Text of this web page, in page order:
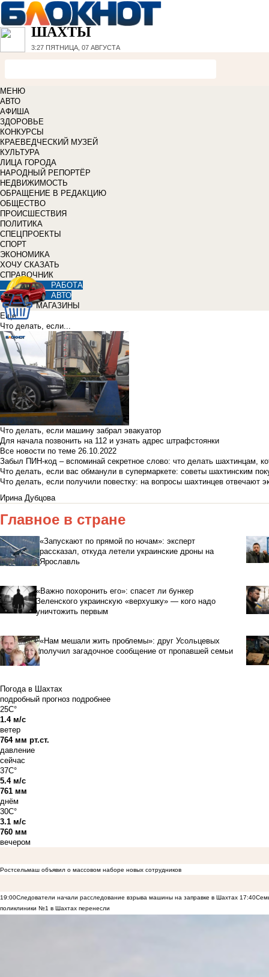
ШАХТЫ
3:27 ПЯТНИЦА, 07 АВГУСТА
МЕНЮ
АВТО
АФИША
ЗДОРОВЬЕ
КОНКУРСЫ
КРАЕВЕДЧЕСКИЙ МУЗЕЙ
КУЛЬТУРА
ЛИЦА ГОРОДА
НАРОДНЫЙ РЕПОРТЁР
НЕДВИЖИМОСТЬ
ОБРАЩЕНИЕ В РЕДАКЦИЮ
ОБЩЕСТВО
ПРОИСШЕСТВИЯ
ПОЛИТИКА
СПЕЦПРОЕКТЫ
СПОРТ
ЭКОНОМИКА
ХОЧУ СКАЗАТЬ
СПРАВОЧНИК
РАБОТА
АВТО
МАГАЗИНЫ
Еще
Что делать, если...
Что делать, если машину забрал эвакуатор
Для начала позвонить на 112 и узнать адрес штрафстоянки
Все новости по теме 26.10.2022
Забыл ПИН-код – вспоминай секретное слово: что делать шахтинцам,
Что делать, если вас обманули в супермаркете: советы шахтинским
Что делать, если получили повестку: на вопросы шахтинцев отвечают
Ирина Дубцова
Главное в стране
«Запускают по прямой по ночам»: эксперт
рассказал, откуда летели украинские дроны на
Ярославль
«Важно похоронить его»: спасет ли бункер
Зеленского украинскую «верхушку» — кого надо
уничтожить первым
«Нам мешали жить проблемы»: друг Усольцевых
получил загадочное сообщение от пропавшей семьи
Погода в Шахтах
подробный прогноз подробнее
25C°
1.4 м/с
ветер
764 мм рт.ст.
давление
сейчас
37C°
5.4 м/с
761 мм
днём
30C°
3.1 м/с
760 мм
вечером
Ростсельмаш объявил о массовом наборе новых сотрудников
19:00Следователи начали расследование взрыва машины на заправке в Шахтах 17:40
поликлиники №1 в Шахтах перенесли